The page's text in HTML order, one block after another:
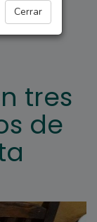
Cerrar
tres
de